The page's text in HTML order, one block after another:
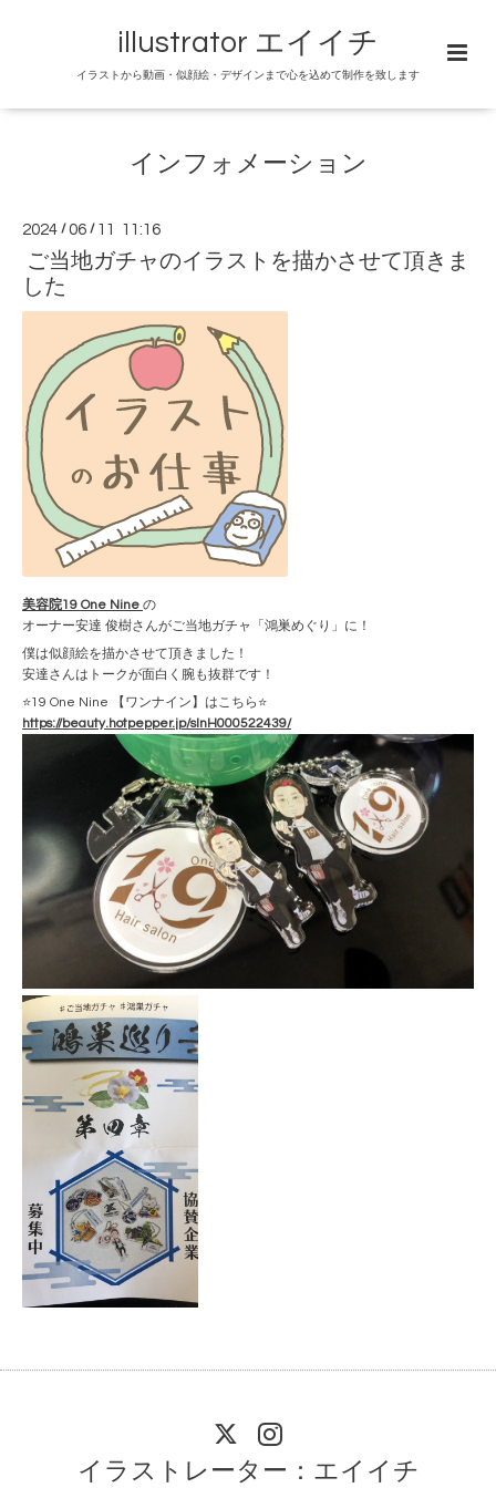
illustrator エイイチ
イラストから動画・似顔絵・デザインまで心を込めて制作を致します
インフォメーション
2024 /06 / 11 11:16
ご当地ガチャのイラストを描かさせて頂きま
した
美容院19 One Nine の
オーナー安達 俊樹さんがご当地ガチャ「鴻巣めぐり」に！
僕は似顔絵を描かさせて頂きました！
安達さんはトークが面白く腕も抜群です！
⭐️19 One Nine 【ワンナイン】はこちら⭐️
https://beauty.hotpepper.jp/slnH000522439/
イラストレーター：エイイチ